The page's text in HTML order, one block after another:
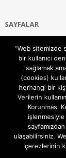
SAYFALAR
Gizlilik ve Çerezler
Hakkımızda
İletişim Kanalları
MODEM
TEKNİK DESTEK
TELEVİZYON
"Web sitemizde
bir kullanıcı
sağlamak
(cookies)
herhangi bir
Verilerin
Korunması
işlenmesiyle
ulaşabilirsiniz.
çerezlerinin